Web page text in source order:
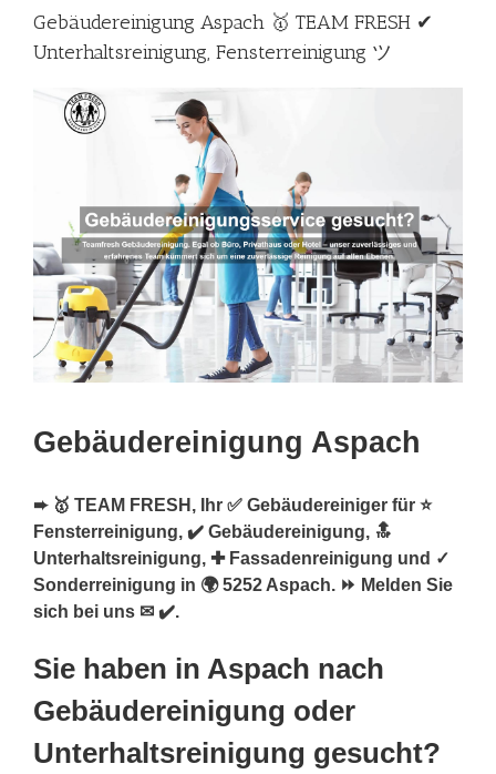
Gebäudereinigung Aspach 🥇 TEAM FRESH ✔
Unterhaltsreinigung, Fensterreinigung ツ
Gebäudereinigung Aspach
➨ 🥇 TEAM FRESH, Ihr ✅ Gebäudereiniger für ⭐
Fensterreinigung, ✔️ Gebäudereinigung, 🔝
Unterhaltsreinigung, ✚ Fassadenreinigung und ✓
Sonderreinigung in 🌍 5252 Aspach. ⏩ Melden Sie
sich bei uns ✉ ✔️.
Sie haben in Aspach nach
Gebäudereinigung oder
Unterhaltsreinigung gesucht?